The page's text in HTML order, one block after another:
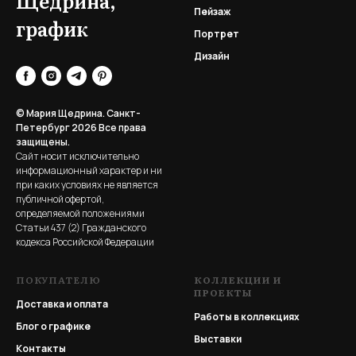
график
© Мария Щедрина. Санкт-
Петербург 2026Все права
защищены.
Сайт носит исключительно
информационный характер и ни
при каких условиях не является
публичной офертой,
определяемой положениями
Статьи 437 (2) Гражданского
кодекса Российской Федерации
Пейзаж
Портрет
Дизайн
ПОКУПАТЕЛЮ
Доставка и оплата
Блог о графике
Контакты
КОЛЛЕКЦИИ И
ПРОЕКТЫ
Работы в коллекциях
Выставки